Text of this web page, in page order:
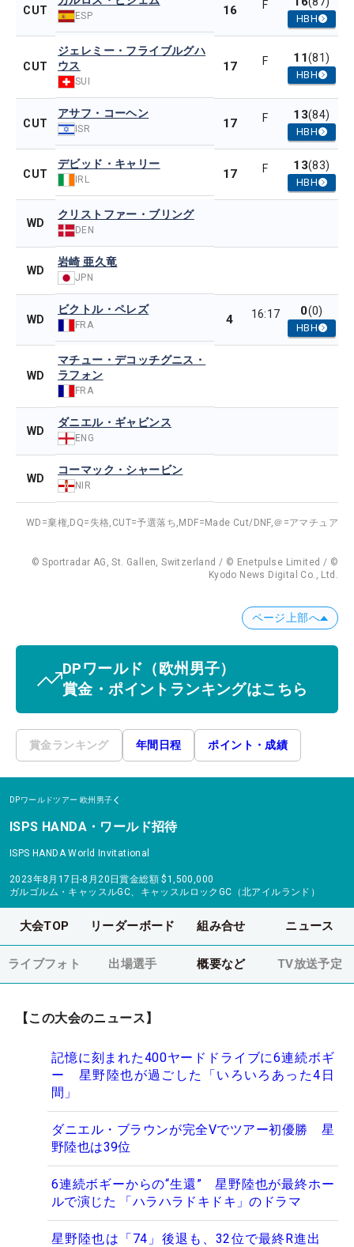
CUT ESP 16 F
HBH
CUT
ジェレミー・フライブルグハ
ウス
SUI
17 F 11(81)
HBH
CUT
アサフ・コーヘン
ISR 17 F 13(84)
HBH
CUT
デビッド・キャリー
IRL 17 F 13(83)
HBH
WD
クリストファー・ブリング
DEN
WD
岩崎 亜久竜
JPN
WD
ビクトル・ペレズ
FRA 4 16:17 0(0)
HBH
WD
マチュー・デコッチグニス・
ラフォン
FRA
WD
ダニエル・ギャビンス
ENG
WD
コーマック・シャービン
NIR
WD=棄権, DQ=失格, CUT=予選落ち, MDF=Made Cut/DNF,＠=アマチュア
© Sportradar AG, St. Gallen, Switzerland / © Enetpulse Limited / ©
Kyodo News Digital Co., Ltd.
ページ上部へ
DPワールド （欧州男子）
賞金・ポイントランキングはこちら
賞金ランキング 年間日程 ポイント・成績
DPワールドツアー 欧州男子
ISPS HANDA・ワールド招待
ISPS HANDA World Invitational
2023年8月17日-8月20日賞金総額 $1,500,000
ガルゴルム・キャッスルGC、キャッスルロックGC（北アイルランド）
大会TOP リーダーボード 組み合せ ニュース
ライブフォト 出場選手 概要など TV放送予定
【この大会のニュース】
記憶に刻まれた400ヤードドライブに6連続ボギ
ー 星野陸也が過ごした「いろいろあった4日
間」
ダニエル・ブラウンが完全Vでツアー初優勝 星
野陸也は39位
6連続ボギーからの“生還” 星野陸也が最終ホー
ルで演じた 「ハラハラドキドキ」のドラマ
星野陸也は「74」後退も、32位で最終R進出